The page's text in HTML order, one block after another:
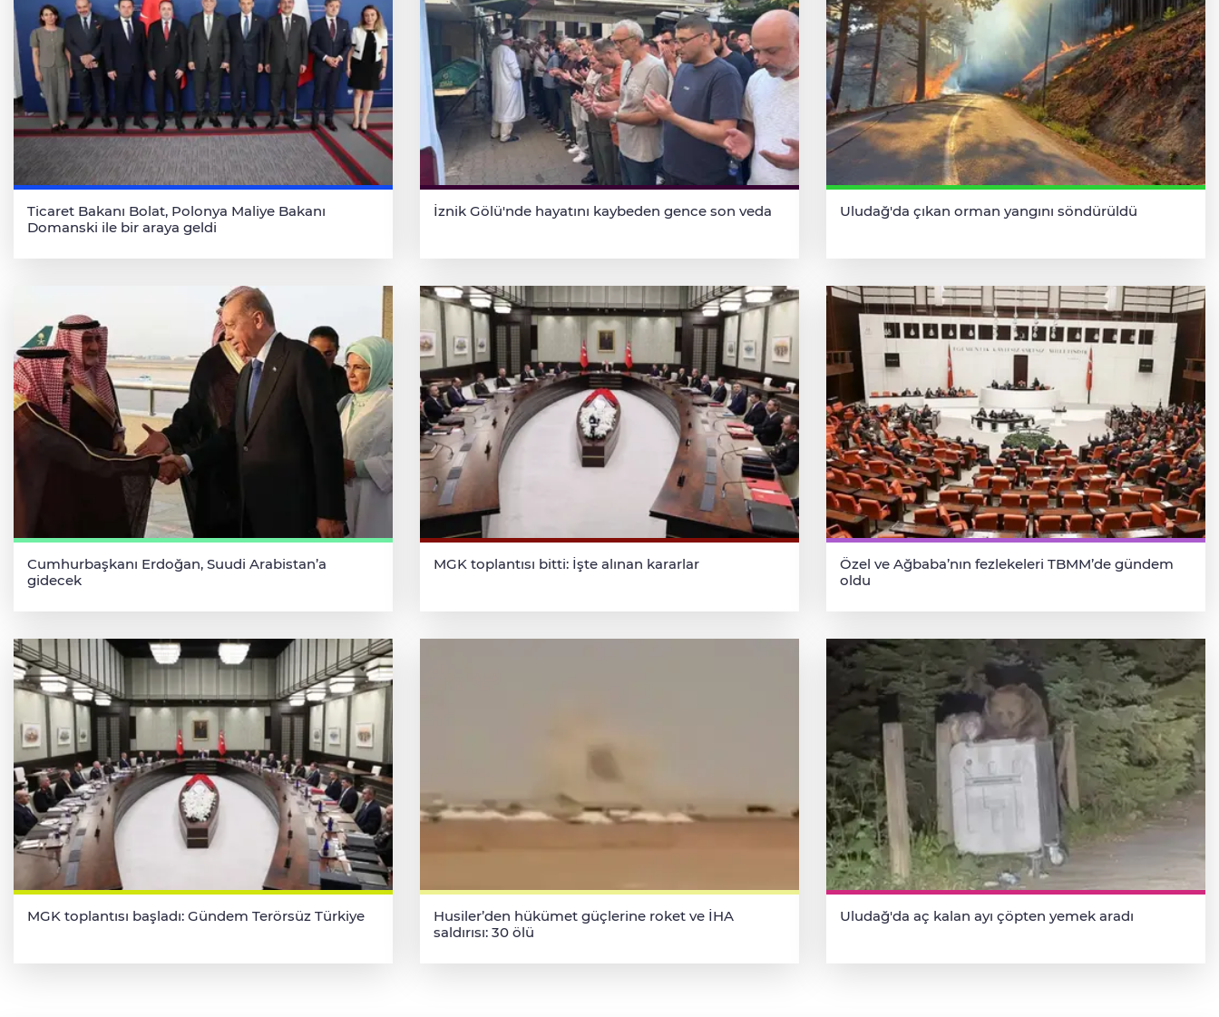
Ticaret Bakanı Bolat, Polonya Maliye Bakanı
Domanski ile bir araya geldi
İznik Gölü'nde hayatını kaybeden gence son veda Uludağ'da çıkan orman yangını söndürüldü
Cumhurbaşkanı Erdoğan, Suudi Arabistan’a
gidecek
MGK toplantısı bitti: İşte alınan kararlar
Özel ve Ağbaba’nın fezlekeleri TBMM’de gündem
oldu
MGK toplantısı başladı: Gündem Terörsüz Türkiye
Husiler’den hükümet güçlerine roket ve İHA
saldırısı: 30 ölü
Uludağ'da aç kalan ayı çöpten yemek aradı